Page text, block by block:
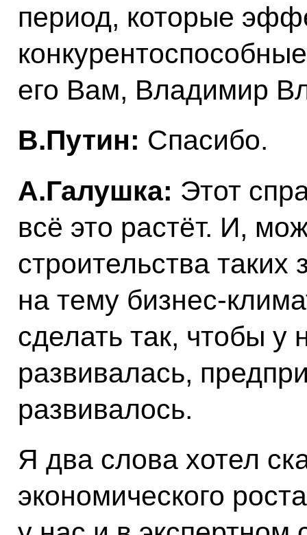
период, которые
его Вам, Владимир
В.Путин: Спасибо.
А.Галушка: Этот
всё это растёт. И,
строительства
на тему бизнес-
сделать так, чтобы у
развивалась,
развивалось.
Я два слова хотел
экономического